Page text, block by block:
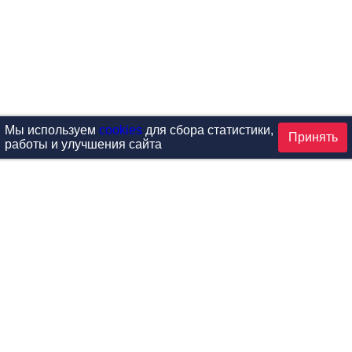
Мы используем cookiesдля сбора статистики,
работы и улучшения сайта
Принять